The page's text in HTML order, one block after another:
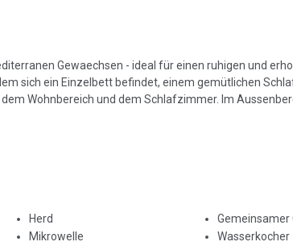
Gewaechsen - ideal für einen ruhigen und
sich ein Einzelbett befindet, einem gemütlichen
Wohnbereich und dem Schlafzimmer. Im
Herd
Mikrowelle
Gemeinsamer
Wasserkocher